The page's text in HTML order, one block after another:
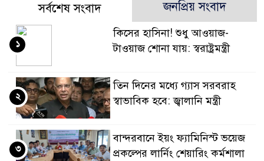
সর্বশেষ সংবাদ জনপ্রিয় সংবাদ
কিসের হাসিনা! শুধু আওয়াজ-
টাওয়াজ শোনা যায়: স্বরাষ্ট্রমন্ত্রী
১
তিন দিনের মধ্যে গ্যাস সরবরাহ
স্বাভাবিক হবে: জ্বালানি মন্ত্রী
২
বান্দরবানে ইয়ং ফ্যামিনিস্ট ভয়েজ
প্রকল্পের লার্নিং শেয়ারিং কর্মশালা
৩